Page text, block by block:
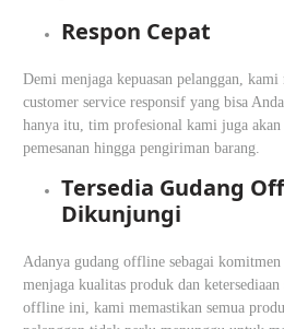
Respon Cepat
Demi menjaga kepuasan pelanggan, kami
customer service responsif yang bisa
hanya itu, tim profesional kami juga
pemesanan hingga pengiriman barang.
Tersedia Gudang
Dikunjungi
Adanya gudang offline sebagai
menjaga kualitas produk dan
offline ini, kami memastikan semua